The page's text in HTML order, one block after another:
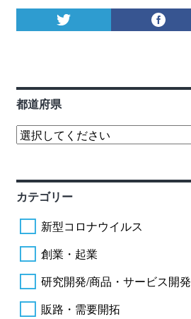
都道府県
カテゴリー
新型コロナウイルス
創業・起業
研究開発/商品・サービス開発
販路・需要開拓